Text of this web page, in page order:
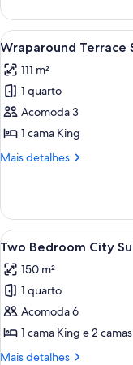
Suite
Fountain
View
Carrega
todas
as
fotos
de
Wraparound
Terrace
4
Wraparound Terrace
111 m²
1 quarto
Acomoda 3
1 cama King
Mais detalhes
Mais
Terrace
Suite
Carrega
todas
as
fotos
de
Two
Bedroom
6
Two Bedroom City
150 m²
1 quarto
Acomoda 6
1 cama King e 2
Mais detalhes
Mais